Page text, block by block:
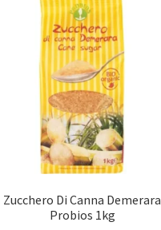
Zucchero Di Canna Demerara
Probios 1kg